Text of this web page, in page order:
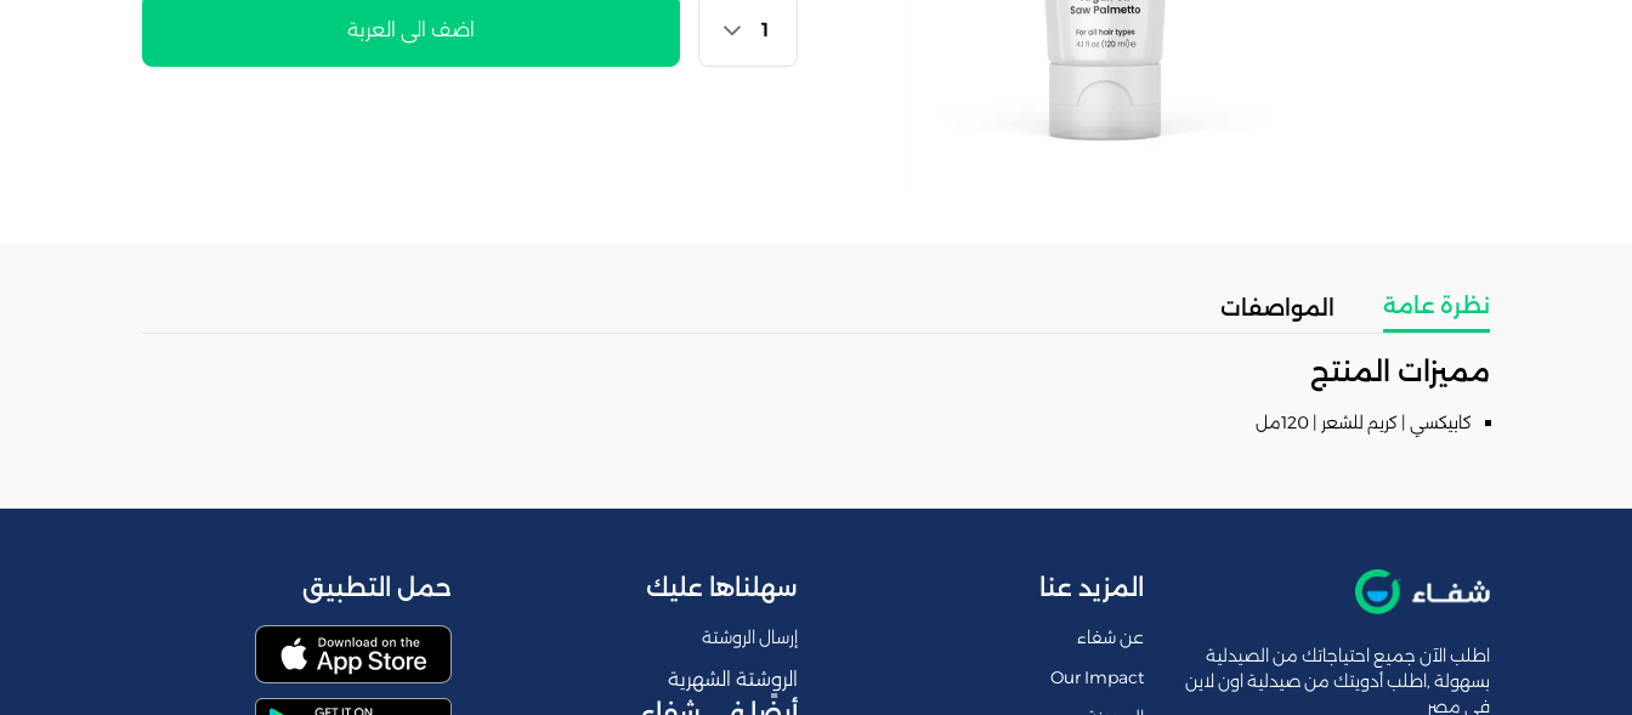
اضف الى العربة
نظرة عامة المواصفات
مميزات المنتج
كابيكسي | كريم للشعر | 120مل
اطلب الآن جميع احتياجاتك من الصيدلية
بسهولة ,اطلب أدويتك من صيدلية اون لاين
فى مصر
المزيد عنا
عن شفاء
Our Impact
سهلناها عليك
إرسال الروشتة
الروشتة الشهرية
حمل التطبيق